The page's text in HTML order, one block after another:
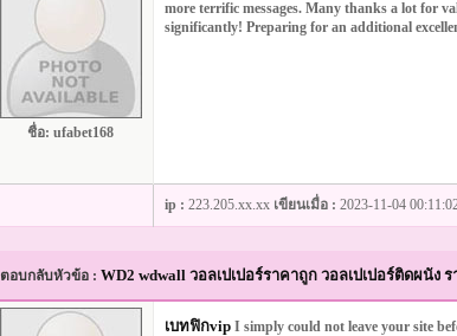
ชื่อ: ufabet168
more terrific messages. Many thanks a lot for
significantly! Preparing for an additional
ip : 223.205.xx.xx เขียนเมื่อ : 2023-11-04
ตอบกลับหัวข้อ : WD2 wdwall วอลเปเปอร์ราคาถูก วอลเปเปอร์ติดผนัง
เบทฟิกvipI simply could not leave your site